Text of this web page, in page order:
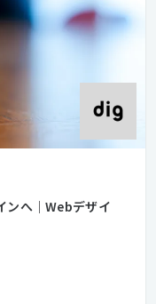
者と企業、それぞれ
私たちのミッションで
ンへ｜Webデザイ